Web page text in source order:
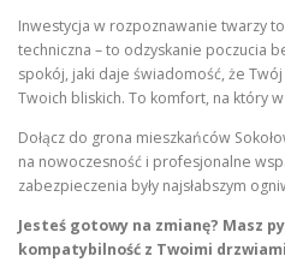
Inwestycja w rozpoznawanie twarzy
techniczna – to odzyskanie poczucia
spokój, jaki daje świadomość, że
Twoich bliskich. To komfort, na który w
Dołącz do grona mieszkańców
na nowoczesność i profesjonalne
zabezpieczenia były najsłabszym
Jesteś gotowy na zmianę? Masz
kompatybilność z Twoimi